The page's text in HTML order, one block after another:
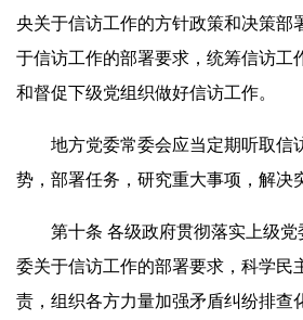
央关于信访工作的方针政策和决策部
于信访工作的部署要求，统筹信访工
和督促下级党组织做好信访工作。
地方党委常委会应当定期听取信
势，部署任务，研究重大事项，解决
第十条 各级政府贯彻落实上级党
委关于信访工作的部署要求，科学民
责，组织各方力量加强矛盾纠纷排查